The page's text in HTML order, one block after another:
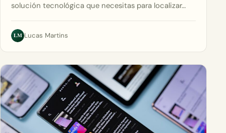
solución tecnológica que necesitas para localizar…
LM Lucas Martins